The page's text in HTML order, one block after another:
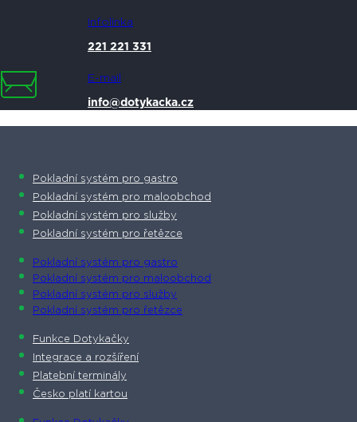
Infolinka
221 221 331
E-mail
info@dotykacka.cz
Pokladní systém pro gastro
Pokladní systém pro maloobchod
Pokladní systém pro služby
Pokladní systém pro řetězce
Pokladní systém pro gastro
Pokladní systém pro maloobchod
Pokladní systém pro služby
Pokladní systém pro řetězce
Funkce Dotykačky
Integrace a rozšíření
Platební terminály
Česko platí kartou